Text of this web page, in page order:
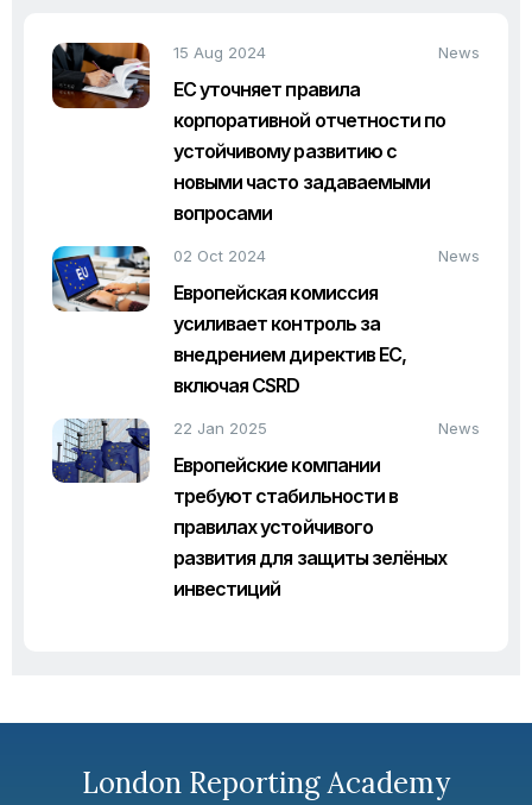
15 Aug 2024 News
ЕС уточняет правила
корпоративной отчетности по
устойчивому развитию с
новыми часто задаваемыми
вопросами
02 Oct 2024 News
Европейская комиссия
усиливает контроль за
внедрением директив ЕС,
включая CSRD
22 Jan 2025 News
Европейские компании
требуют стабильности в
правилах устойчивого
развития для защиты зелёных
инвестиций
London Reporting Academy